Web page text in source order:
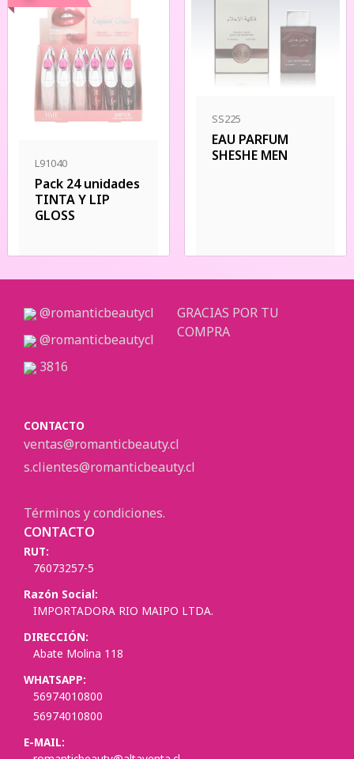
L91040
Pack 24 unidades
TINTA Y LIP
GLOSS
SS225
EAU PARFUM
SHESHE MEN
@romanticbeautycl
@romanticbeautycl
3816
CONTACTO
ventas@romanticbeauty.cl
s.clientes@romanticbeauty.cl
Términos y condiciones.
GRACIAS POR TU
COMPRA
CONTACTO
RUT:
76073257-5
Razón Social:
IMPORTADORA RIO MAIPO LTDA.
DIRECCIÓN:
Abate Molina 118
WHATSAPP:
56974010800
56974010800
E-MAIL: